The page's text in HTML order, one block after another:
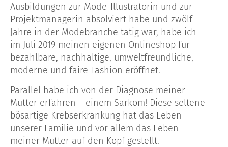
Ausbildungen zur Mode-Illustratorin und zur
Projektmanagerin absolviert habe und zwölf
Jahre in der Modebranche tätig war, habe ich
im Juli 2019 meinen eigenen Onlineshop für
bezahlbare, nachhaltige, umweltfreundliche,
moderne und faire Fashion eröffnet.
Parallel habe ich von der Diagnose meiner
Mutter erfahren – einem Sarkom! Diese seltene
bösartige Krebserkrankung hat das Leben
unserer Familie und vor allem das Leben
meiner Mutter auf den Kopf gestellt.